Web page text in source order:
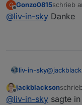
hallo
dein
G
Offline
Gonzo0815schrieb
zuletzt
@liv-in-sky Danke
liv-in-sky@
so oft
Offline
jackblackson
zuletzt
@liv-in-sky sagte in